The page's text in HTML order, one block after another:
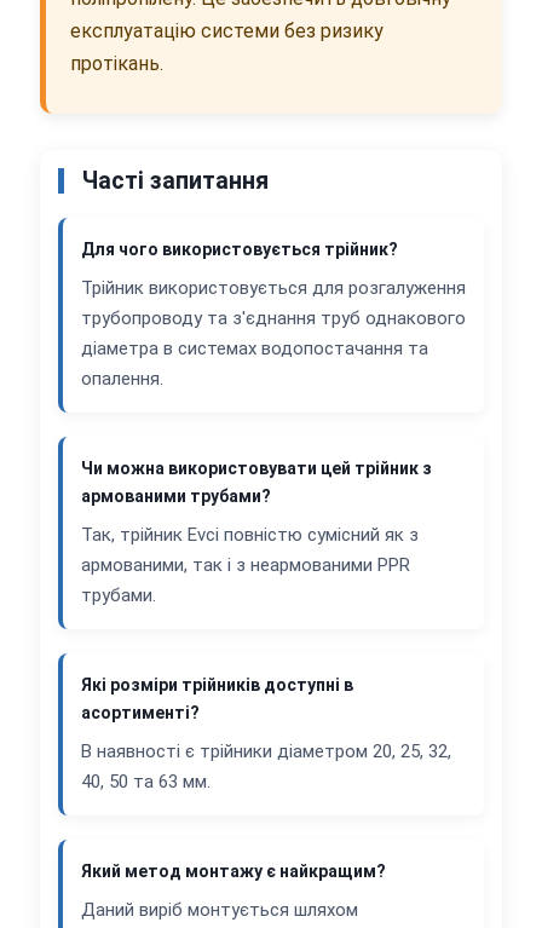
експлуатацію системи без ризику
протікань.
Часті запитання
Для чого використовується трійник?
Трійник використовується для розгалуження
трубопроводу та з'єднання труб однакового
діаметра в системах водопостачання та
опалення.
Чи можна використовувати цей трійник з
армованими трубами?
Так, трійник Evci повністю сумісний як з
армованими, так і з неармованими PPR
трубами.
Які розміри трійників доступні в
асортименті?
В наявності є трійники діаметром 20, 25, 32,
40, 50 та 63 мм.
Який метод монтажу є найкращим?
Даний виріб монтується шляхом